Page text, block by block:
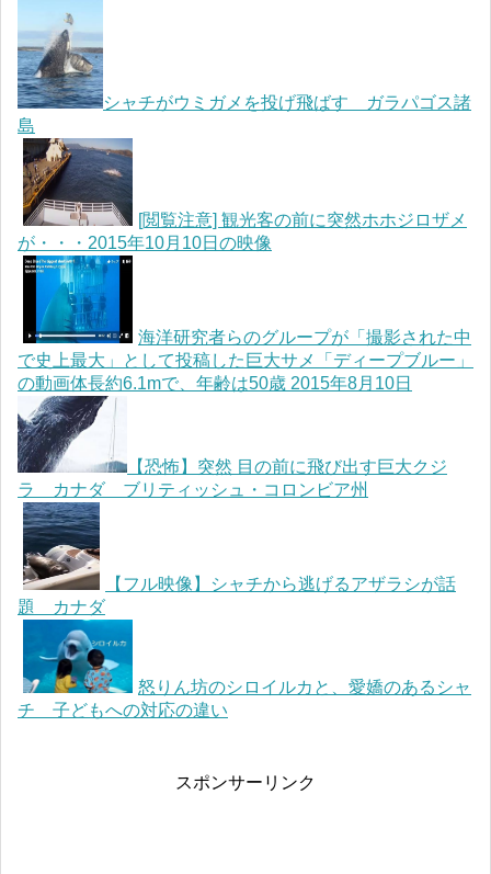
シャチがウミガメを投げ飛ばす ガラパゴス諸
島
[閲覧注意] 観光客の前に突然ホホジロザメ
が・・・2015年10月10日の映像
海洋研究者らのグループが「撮影された中
で史上最大」として投稿した巨大サメ「ディープブルー」
の動画体長約6.1mで、年齢は50歳 2015年8月10日
【恐怖】突然 目の前に飛び出す巨大クジ
ラ カナダ ブリティッシュ・コロンビア州
【フル映像】シャチから逃げるアザラシが話
題 カナダ
怒りん坊のシロイルカと、愛嬌のあるシャ
チ 子どもへの対応の違い
スポンサーリンク